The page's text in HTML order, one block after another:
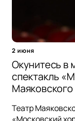
2 июня
Окунитесь в
спектакль
Маяковского
Театр